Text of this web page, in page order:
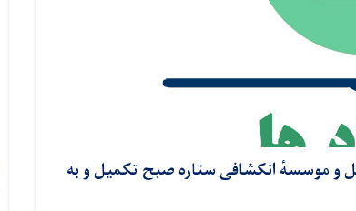
و موسسهٔ انکشافی ستاره صبح تکمیل و به